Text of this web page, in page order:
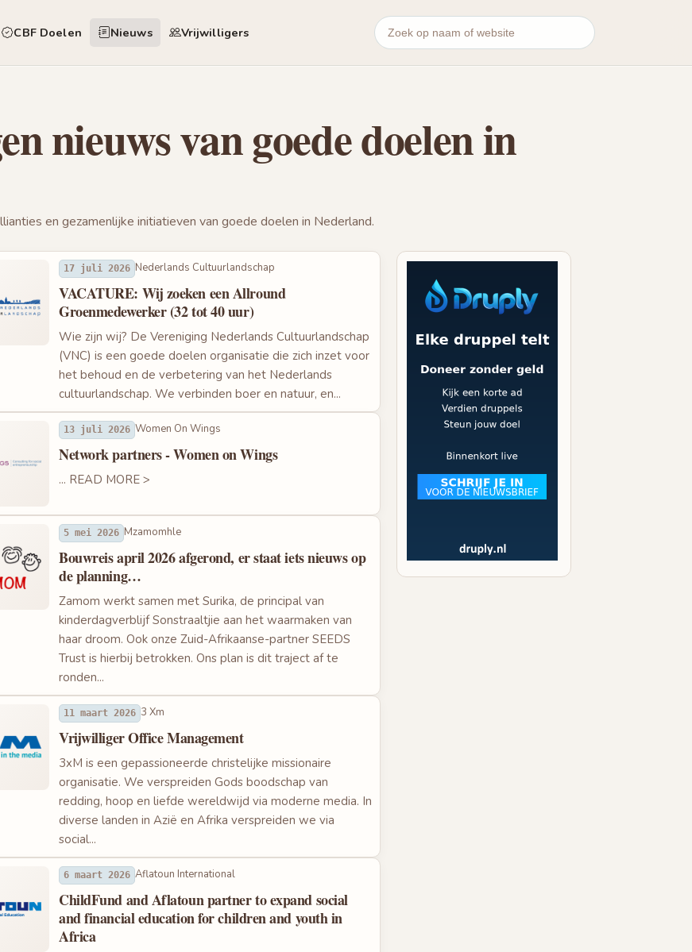
CBF Doelen Nieuws Vrijwilligers
nieuws van goede doelen in
en gezamenlijke initiatieven van goede doelen in Nederland.
17 juli 2026 Nederlands Cultuurlandschap
VACATURE: Wij zoeken een Allround
Groenmedewerker (32 tot 40 uur)
Wie zijn wij? De Vereniging Nederlands Cultuurlandschap
(VNC) is een goede doelen organisatie die zich inzet voor
het behoud en de verbetering van het Nederlands
cultuurlandschap. We verbinden boer en natuur, en...
13 juli 2026 Women On Wings
Network partners - Women on Wings
... READ MORE >
5 mei 2026 Mzamomhle
Bouwreis april 2026 afgerond, er staat iets nieuws op
de planning…
Zamom werkt samen met Surika, de principal van
kinderdagverblijf Sonstraaltjie aan het waarmaken van
haar droom. Ook onze Zuid-Afrikaanse-partner SEEDS
Trust is hierbij betrokken. Ons plan is dit traject af te
ronden...
11 maart 2026 3 Xm
Vrijwilliger Office Management
3xM is een gepassioneerde christelijke missionaire
organisatie. We verspreiden Gods boodschap van
redding, hoop en liefde wereldwijd via moderne media. In
diverse landen in Azië en Afrika verspreiden we via
social...
6 maart 2026 Aflatoun International
ChildFund and Aflatoun partner to expand social
and financial education for children and youth in
Africa